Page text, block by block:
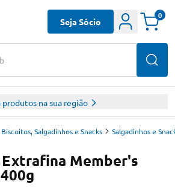
Seja Sócio
0
produtos na sua região
Biscoitos, Salgadinhos e Snacks Salgadinhos e
Member's